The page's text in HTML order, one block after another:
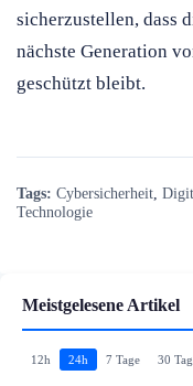
sicherzustellen, dass
nächste Generation
geschützt bleibt.
Tags: Cybersicherheit
Technologie
Meistgelesene Artikel
12h 24h 7 Tage 30